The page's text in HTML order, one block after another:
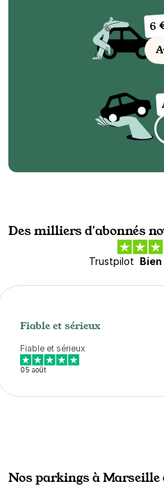
6
Des milliers d'abonnés
Trustpilot Bien
Fiable et sérieux
Fiable et sérieux
05 août
Nos parkings à Marseille